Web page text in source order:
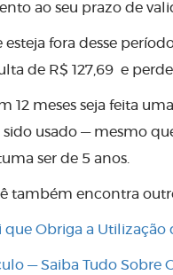
ao seu prazo de
esteja fora desse
de R$ 127,69 e
12 meses seja feita
sido usado — mesmo
ser de 5 anos.
também encontra
que Obriga a
— Saiba Tudo Sobre